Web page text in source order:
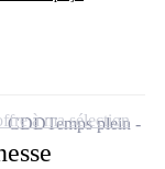
CDDTemps plein
à ma sélection